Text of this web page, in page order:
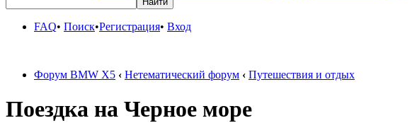
FAQ• Поиск•Регистрация• Вход
Форум BMW X5 ‹ Нетематический форум ‹ Путешествия и отдых
Поездка на Черное море